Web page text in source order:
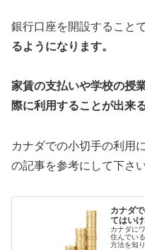
銀行口座を開設することで
るようになります。
家賃の支払いや学校の授
際に利用することが出来
カナダでの小切手の利用
の記事を参考にして下さい
カナダ
てはい
カナダに
住んでい
方法を知